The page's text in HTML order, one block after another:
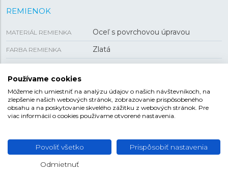
REMIENOK
MATERIÁL REMIENKA Oceľ s povrchovou úpravou
FARBA REMIENKA Zlatá
Preklápacia
CASIO VINTAGE
radom modelov zo slávnej minulosti japonskej značky.
Radi by ste hodinky s
kalkulačkou? Práve v kolekcii
Vintage je možné objaviť hodinky s touto nezvyčajnou
Používame cookies
Môžeme ich umiestniť na analýzu údajov o našich návštevníkoch, na
zlepšenie našich webových stránok, zobrazovanie prispôsobeného
obsahu a na poskytovanie skvelého zážitku z webových stránok. Pre
viac informácií o cookies používame otvorené nastavenia.
Povoliť všetko Prispôsobiť nastavenia
Odmietnuť